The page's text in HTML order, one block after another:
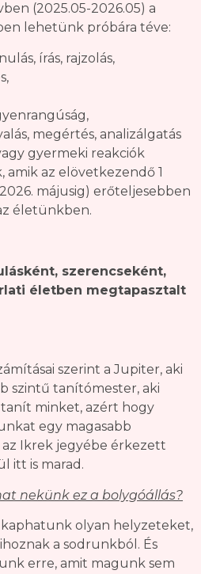
(2025.05-2026.05) a
lehetünk próbára téve:
írás, rajzolás,
megértés, analizálgatás
gyermeki reakciók
amik az elövetkezendő 1
májusig) erőteljesebben
életünkben.
szerencseként,
életben megtapasztalt
szerint a Jupiter, aki
szintű tanítómester, aki
minket, azért hogy
egy magasabb
Ikrek jegyébe érkezett
itt is marad.
nekünk ez a bolygóállás?
olyan helyzeteket,
a sodrunkból. És
erre, amit magunk sem